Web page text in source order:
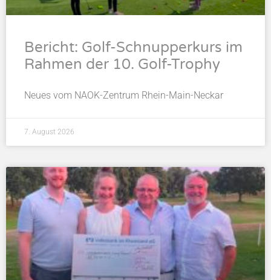
Bericht: Golf-Schnupperkurs im
Rahmen der 10. Golf-Trophy
Neues vom NAOK-Zentrum Rhein-Main-Neckar
7. August 2026